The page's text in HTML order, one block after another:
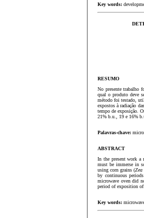
Key words:
RESUMO
No presente trabalho
qual o produto deve
método foi testado,
expostos à radiação
tempo de exposição.
21% b.u., 19 e 16%
Palavras-chave:
ABSTRACT
In the present work a
must be immerse in
using corn grains (Zea
by continuous
microwave oven did
period of exposition
Key words: